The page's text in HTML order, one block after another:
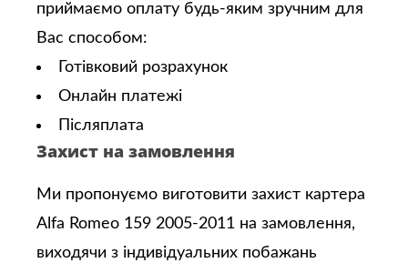
приймаємо оплату будь-яким зручним для
Вас способом:
Готівковий розрахунок
Онлайн платежі
Післяплата
Захист на замовлення
Ми пропонуємо виготовити захист картера
Alfa Romeo 159 2005-2011 на замовлення,
виходячи з індивідуальних побажань